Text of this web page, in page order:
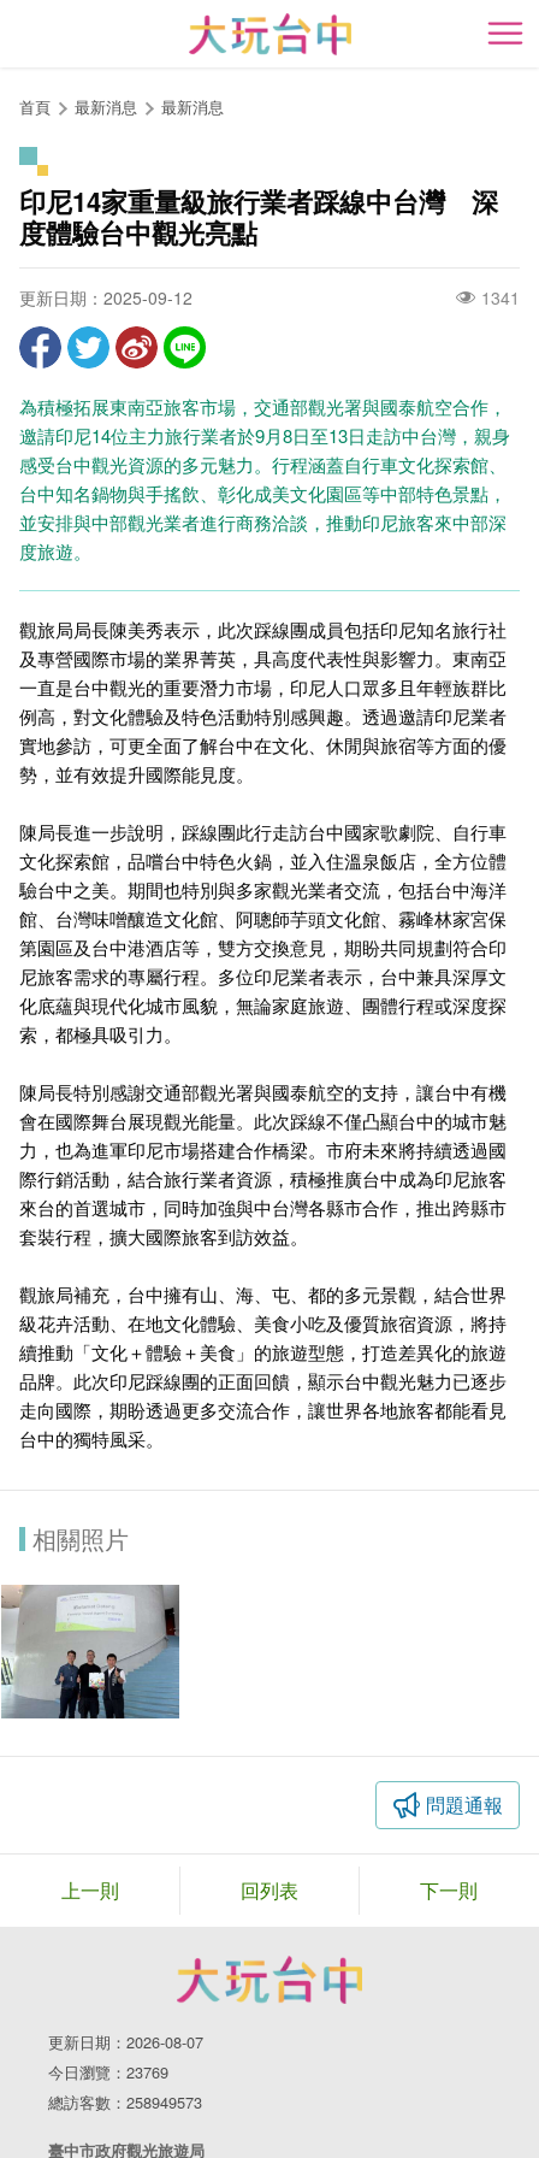
開
首頁 最新消息 最新消息
印尼14家重量級旅行業者踩線中台灣 深
度體驗台中觀光亮點
更新日期：2025-09-12 1341
為積極拓展東南亞旅客市場，交通部觀光署與國泰航空合作，
邀請印尼14位主力旅行業者於9月8日至13日走訪中台灣，親身
感受台中觀光資源的多元魅力。行程涵蓋自行車文化探索館、
台中知名鍋物與手搖飲、彰化成美文化園區等中部特色景點，
並安排與中部觀光業者進行商務洽談，推動印尼旅客來中部深
度旅遊。
觀旅局局長陳美秀表示，此次踩線團成員包括印尼知名旅行社
及專營國際市場的業界菁英，具高度代表性與影響力。東南亞
一直是台中觀光的重要潛力市場，印尼人口眾多且年輕族群比
例高，對文化體驗及特色活動特別感興趣。透過邀請印尼業者
實地參訪，可更全面了解台中在文化、休閒與旅宿等方面的優
勢，並有效提升國際能見度。
陳局長進一步說明，踩線團此行走訪台中國家歌劇院、自行車
文化探索館，品嚐台中特色火鍋，並入住溫泉飯店，全方位體
驗台中之美。期間也特別與多家觀光業者交流，包括台中海洋
館、台灣味噌釀造文化館、阿聰師芋頭文化館、霧峰林家宮保
第園區及台中港酒店等，雙方交換意見，期盼共同規劃符合印
尼旅客需求的專屬行程。多位印尼業者表示，台中兼具深厚文
化底蘊與現代化城市風貌，無論家庭旅遊、團體行程或深度探
索，都極具吸引力。
陳局長特別感謝交通部觀光署與國泰航空的支持，讓台中有機
會在國際舞台展現觀光能量。此次踩線不僅凸顯台中的城市魅
力，也為進軍印尼市場搭建合作橋梁。市府未來將持續透過國
際行銷活動，結合旅行業者資源，積極推廣台中成為印尼旅客
來台的首選城市，同時加強與中台灣各縣市合作，推出跨縣市
套裝行程，擴大國際旅客到訪效益。
觀旅局補充，台中擁有山、海、屯、都的多元景觀，結合世界
級花卉活動、在地文化體驗、美食小吃及優質旅宿資源，將持
續推動「文化＋體驗＋美食」的旅遊型態，打造差異化的旅遊
品牌。此次印尼踩線團的正面回饋，顯示台中觀光魅力已逐步
走向國際，期盼透過更多交流合作，讓世界各地旅客都能看見
台中的獨特風采。
相關照片
問題通報
上一則 回列表 下一則
更新日期：2026-08-07
今日瀏覽：23769
總訪客數：258949573
臺中市政府觀光旅遊局